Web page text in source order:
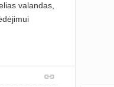
valandas,